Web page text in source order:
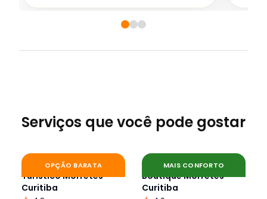
Serviços que você pode gostar
OPÇÃO BARATA
Passagem Volta Trem
Turístico Morretes -
Curitiba
MAIS CONFORTO
Passagem Volta Trem
Boutique Morretes -
Curitiba